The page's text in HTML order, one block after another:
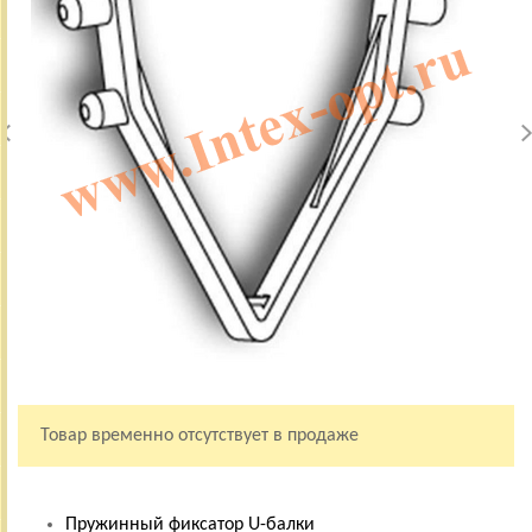
Товар временно отсутствует в продаже
Пружинный фиксатор U-балки